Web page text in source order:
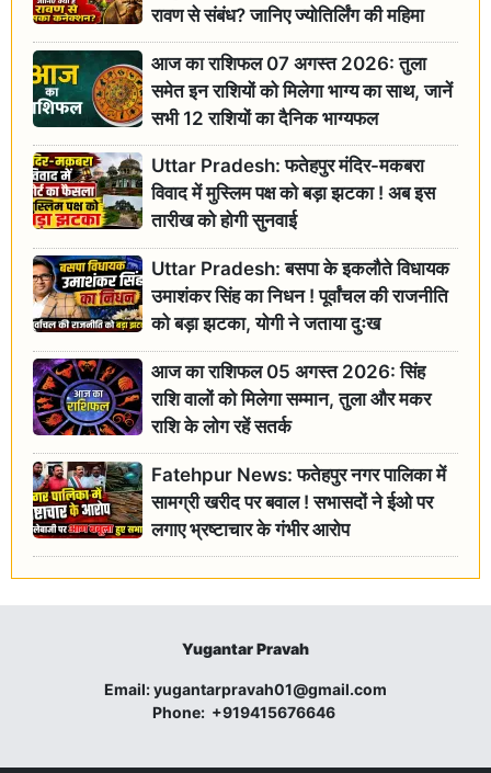
रावण से संबंध? जानिए ज्योतिर्लिंग की महिमा
आज का राशिफल 07 अगस्त 2026: तुला
समेत इन राशियों को मिलेगा भाग्य का साथ, जानें
सभी 12 राशियों का दैनिक भाग्यफल
Uttar Pradesh: फतेहपुर मंदिर-मकबरा
विवाद में मुस्लिम पक्ष को बड़ा झटका ! अब इस
तारीख को होगी सुनवाई
Uttar Pradesh: बसपा के इकलौते विधायक
उमाशंकर सिंह का निधन ! पूर्वांचल की राजनीति
को बड़ा झटका, योगी ने जताया दुःख
आज का राशिफल 05 अगस्त 2026: सिंह
राशि वालों को मिलेगा सम्मान, तुला और मकर
राशि के लोग रहें सतर्क
Fatehpur News: फतेहपुर नगर पालिका में
सामग्री खरीद पर बवाल ! सभासदों ने ईओ पर
लगाए भ्रष्टाचार के गंभीर आरोप
Yugantar Pravah
Email:yugantarpravah01@gmail.com
Phone: +919415676646